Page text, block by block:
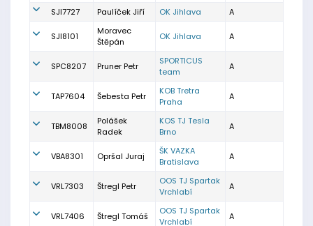
SJI7727 Paulíček Jiří OK Jihlava A
SJI8101
Moravec
Štěpán
OK Jihlava A
SPC8207 Pruner Petr
SPORTICUS
team
A
TAP7604 Šebesta Petr
KOB Tretra
Praha
A
TBM8008
Polášek
Radek
KOS TJ Tesla
Brno
A
VBA8301 Opršal Juraj
ŠK VAZKA
Bratislava
A
VRL7303 Štregl Petr
OOS TJ Spartak
Vrchlabí
A
VRL7406 Štregl Tomáš
OOS TJ Spartak
Vrchlabí
A